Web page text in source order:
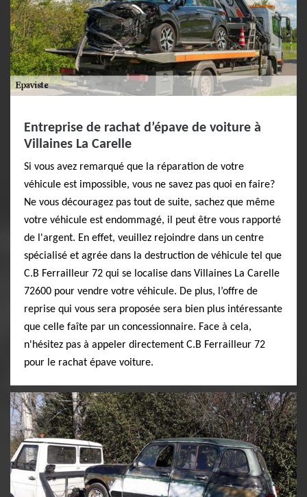
Entreprise de rachat d’épave de voiture à
Villaines La Carelle
Si vous avez remarqué que la réparation de votre
véhicule est impossible, vous ne savez pas quoi en faire?
Ne vous découragez pas tout de suite, sachez que même
votre véhicule est endommagé, il peut être vous rapporté
de l'argent. En effet, veuillez rejoindre dans un centre
spécialisé et agrée dans la destruction de véhicule tel que
C.B Ferrailleur 72 qui se localise dans Villaines La Carelle
72600 pour vendre votre véhicule. De plus, l’offre de
reprise qui vous sera proposée sera bien plus intéressante
que celle faîte par un concessionnaire. Face à cela,
n'hésitez pas à appeler directement C.B Ferrailleur 72
pour le rachat épave voiture.